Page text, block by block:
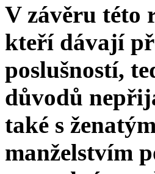
V závěru této
kteří dávají
poslušností,
důvodů
také s
manželstvím